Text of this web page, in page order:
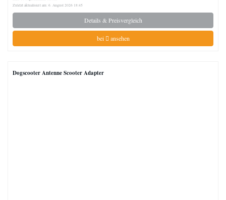
Zuletzt aktualisiert am: 6. August 2026 18:45
Details & Preisvergleich
bei ansehen
Dogscooter Antenne Scooter Adapter